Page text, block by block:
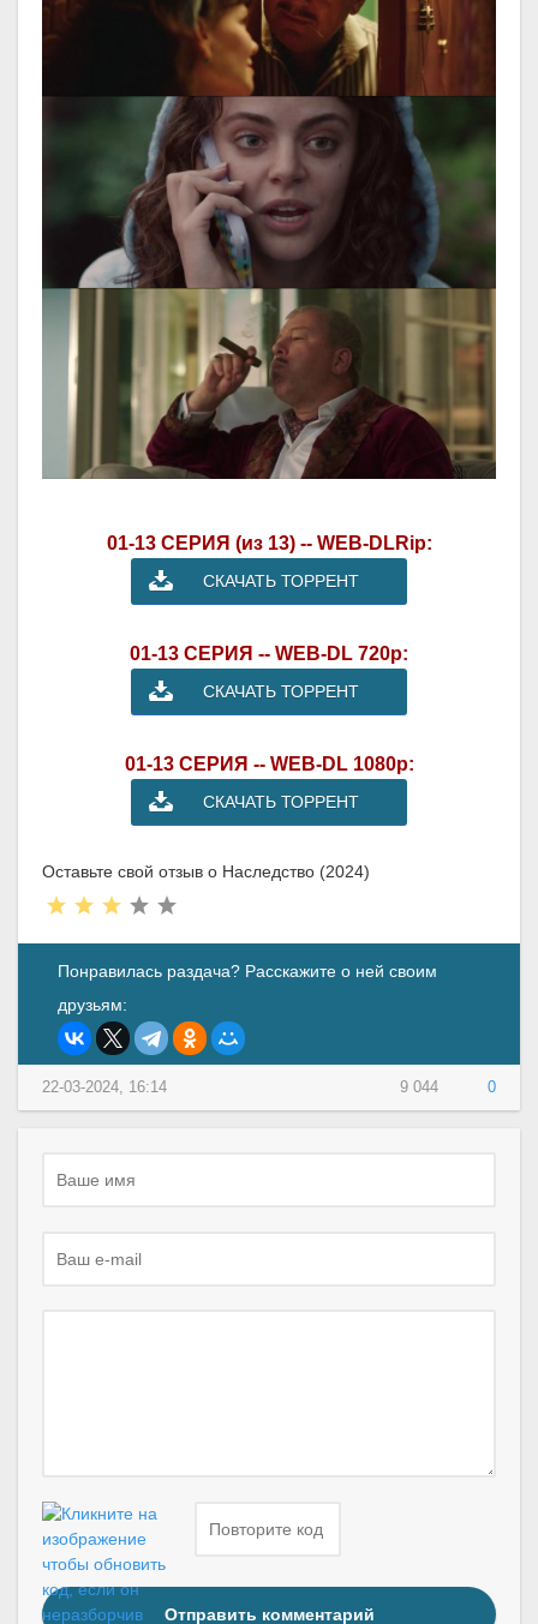
01-13 СЕРИЯ (из 13) -- WEB-DLRip:
СКАЧАТЬ ТОРРЕНТ
01-13 СЕРИЯ -- WEB-DL 720p:
СКАЧАТЬ ТОРРЕНТ
01-13 СЕРИЯ -- WEB-DL 1080p:
СКАЧАТЬ ТОРРЕНТ
Оставьте свой отзыв о Наследство (2024)
Понравилась раздача? Расскажите о ней своим
друзьям:
9 044 0
22-03-2024, 16:14
Отправить комментарий